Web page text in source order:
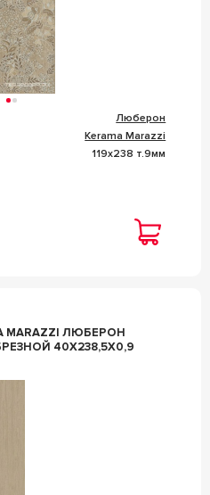
Люберон
Kerama Marazzi
119x238 т.9мм
ЛЮБЕРОН
40X238,5X0,9